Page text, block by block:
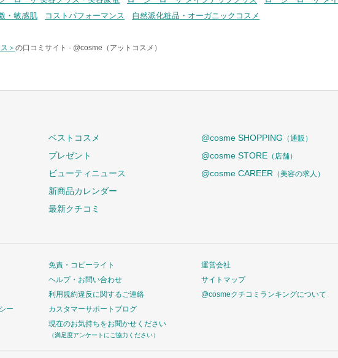
・敏感肌 コストパフォーマンス 自然派化粧品・オーガニックコスメ
＞ の口コミサイト - @cosme（アットコスメ）
ベストコスメ
プレゼント
ビューティニュース
新商品カレンダー
最新クチコミ
@cosme SHOPPING （通販）
@cosme STORE （店舗）
@cosme CAREER （美容の求人）
ー
免責・コピーライト
ヘルプ・お問い合わせ
利用規約違反に関するご連絡
カスタマーサポートブログ
現在のお気持ちをお聞かせください
（満足度アンケートにご協力ください）
運営会社
サイトマップ
@cosmeクチコミランキングについて